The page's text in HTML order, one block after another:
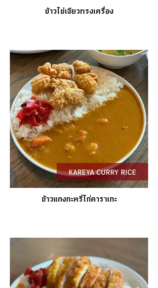
ข้าวไข่เจียวทรงเครื่อง
ข้าวแกงกะหรี่ไก่คาราเกะ